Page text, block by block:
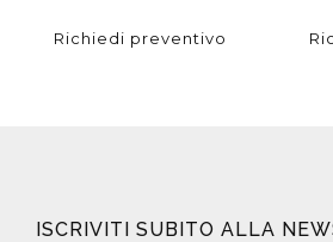
Richiedi preventivo
ISCRIVITI SUBITO ALLA